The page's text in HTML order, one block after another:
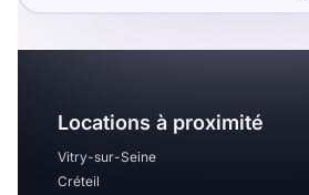
Locations à proximité
Vitry-sur-Seine
Créteil